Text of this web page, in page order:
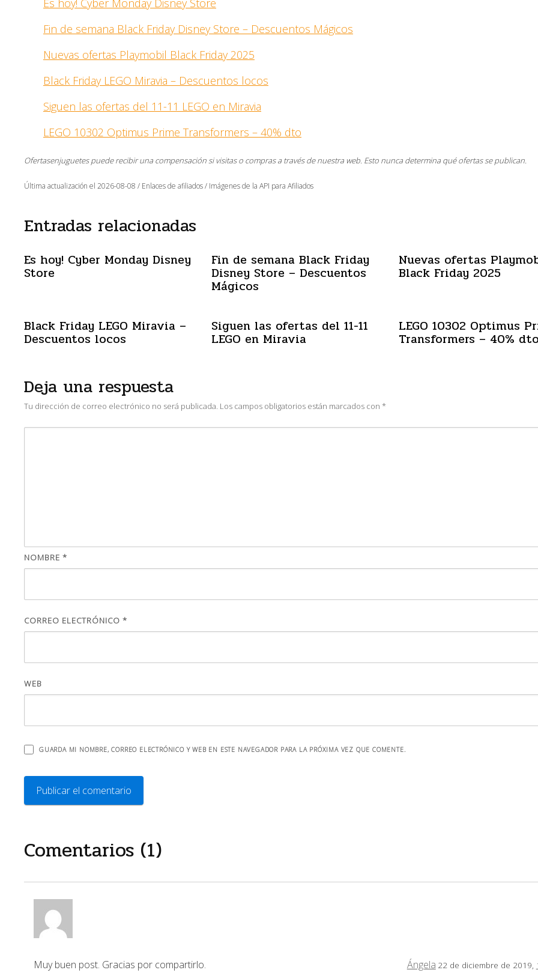
Fin de semana Black Friday Disney Store – Descuentos Mágicos
Nuevas ofertas Playmobil Black Friday 2025
Black Friday LEGO Miravia – Descuentos locos
Siguen las ofertas del 11-11 LEGO en Miravia
LEGO 10302 Optimus Prime Transformers – 40% dto
Ofertasenjuguetes puede recibir una compensación si visitas o compras a través de nuestra web. Esto nunca determina qué ofertas se publican.
Última actualización el 2026-08-08 / Enlaces de afiliados / Imágenes de la API para Afiliados
Entradas relacionadas
Es hoy! Cyber Monday Disney
Store
Fin de semana Black Friday
Disney Store – Descuentos
Mágicos
Nuevas ofertas
Black Friday 2025
Black Friday LEGO Miravia –
Descuentos locos
Siguen las ofertas del 11-11
LEGO en Miravia
LEGO 10302 Optimus
Transformers – 40%
Deja una respuesta
Tu dirección de correo electrónico no será publicada. Los campos obligatorios están marcados con *
NOMBRE *
CORREO ELECTRÓNICO *
WEB
GUARDA MI NOMBRE, CORREO ELECTRÓNICO Y WEB EN ESTE NAVEGADOR PARA LA PRÓXIMA VEZ QUE COMENTE.
Comentarios (1)
Ángela 22 de diciembre de 2019,
Muy buen post. Gracias por compartirlo.